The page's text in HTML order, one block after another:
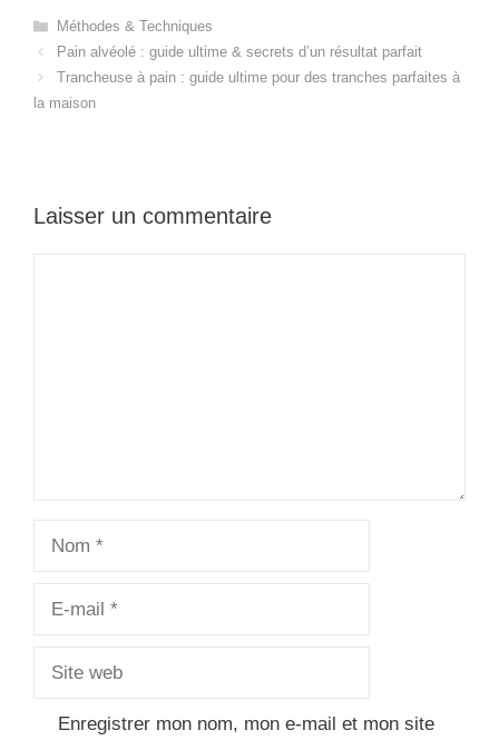
Catégories
Méthodes & Techniques
Pain alvéolé : guide ultime & secrets d’un résultat parfait
Trancheuse à pain : guide ultime pour des tranches parfaites à
la maison
Laisser un commentaire
Enregistrer mon nom, mon e-mail et mon site